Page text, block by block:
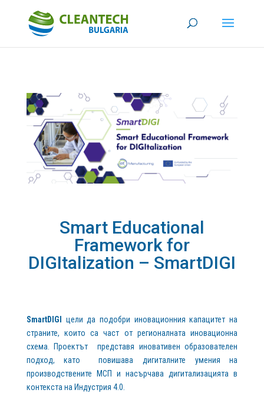
Smart Educational
Framework for
DIGItalization – SmartDIGI
SmartDIGI
цели да подобри иновационния капацитет на
страните, които са част от регионалната иновационна
схема. Проектът представя иновативен образователен
подход, като повишава дигиталните умения на
производствените МСП и насърчава дигитализацията в
контекста на Индустрия 4.0.